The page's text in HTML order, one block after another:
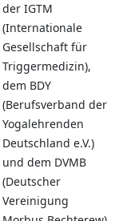
der IGTM
(Internationale
Gesellschaft für
Triggermedizin),
dem BDY
(Berufsverband der
Yogalehrenden
Deutschland e.V.)
und dem DVMB
(Deutscher
Vereinigung